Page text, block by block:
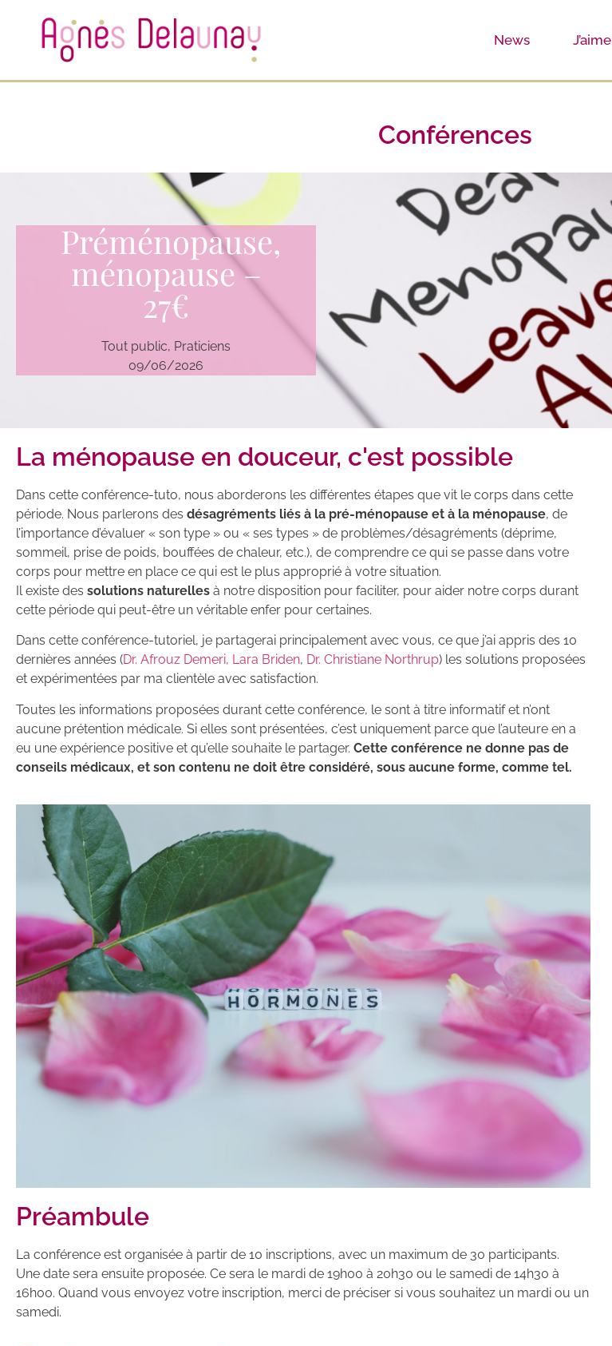
News J’aime
Conférences
Préménopause,
ménopause –
27€
Tout public, Praticiens
09/06/2026
La ménopause en douceur, c'est possible
Dans cette conférence-tuto, nous aborderons les différentes étapes que vit le corps dans cette
période. Nous parlerons des désagréments liés à la pré-ménopause et à la ménopause, de
l’importance d’évaluer « son type » ou « ses types » de problèmes/désagréments (déprime,
sommeil, prise de poids, bouffées de chaleur, etc.), de comprendre ce qui se passe dans votre
corps pour mettre en place ce qui est le plus approprié à votre situation.
Il existe des solutions naturelles à notre disposition pour faciliter, pour aider notre corps durant
cette période qui peut-être un véritable enfer pour certaines.
Dans cette conférence-tutoriel, je partagerai principalement avec vous, ce que j’ai appris des 10
dernières années (Dr. Afrouz Demeri, Lara Briden, Dr. Christiane Northrup) les solutions proposées
et expérimentées par ma clientèle avec satisfaction.
Toutes les informations proposées durant cette conférence, le sont à titre informatif et n’ont
aucune prétention médicale. Si elles sont présentées, c’est uniquement parce que l’auteure en a
eu une expérience positive et qu’elle souhaite le partager. Cette conférence ne donne pas de
conseils médicaux, et son contenu ne doit être considéré, sous aucune forme, comme tel.
Préambule
La conférence est organisée à partir de 10 inscriptions, avec un maximum de 30 participants.
Une date sera ensuite proposée. Ce sera le mardi de 19h00 à 20h30 ou le samedi de 14h30 à
16h00. Quand vous envoyez votre inscription, merci de préciser si vous souhaitez un mardi ou un
samedi.